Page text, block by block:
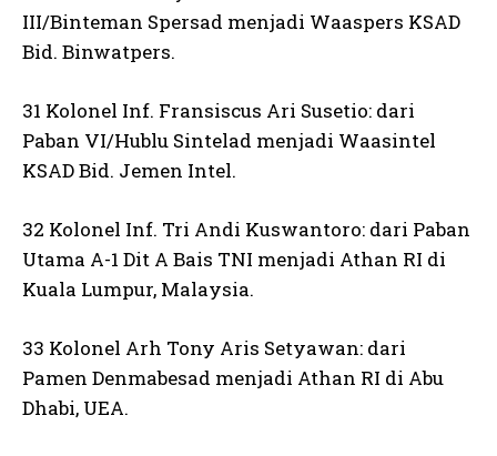
III/Binteman Spersad menjadi Waaspers KSAD
Bid. Binwatpers.
31 Kolonel Inf. Fransiscus Ari Susetio: dari
Paban VI/Hublu Sintelad menjadi Waasintel
KSAD Bid. Jemen Intel.
32 Kolonel Inf. Tri Andi Kuswantoro: dari Paban
Utama A-1 Dit A Bais TNI menjadi Athan RI di
Kuala Lumpur, Malaysia.
33 Kolonel Arh Tony Aris Setyawan: dari
Pamen Denmabesad menjadi Athan RI di Abu
Dhabi, UEA.